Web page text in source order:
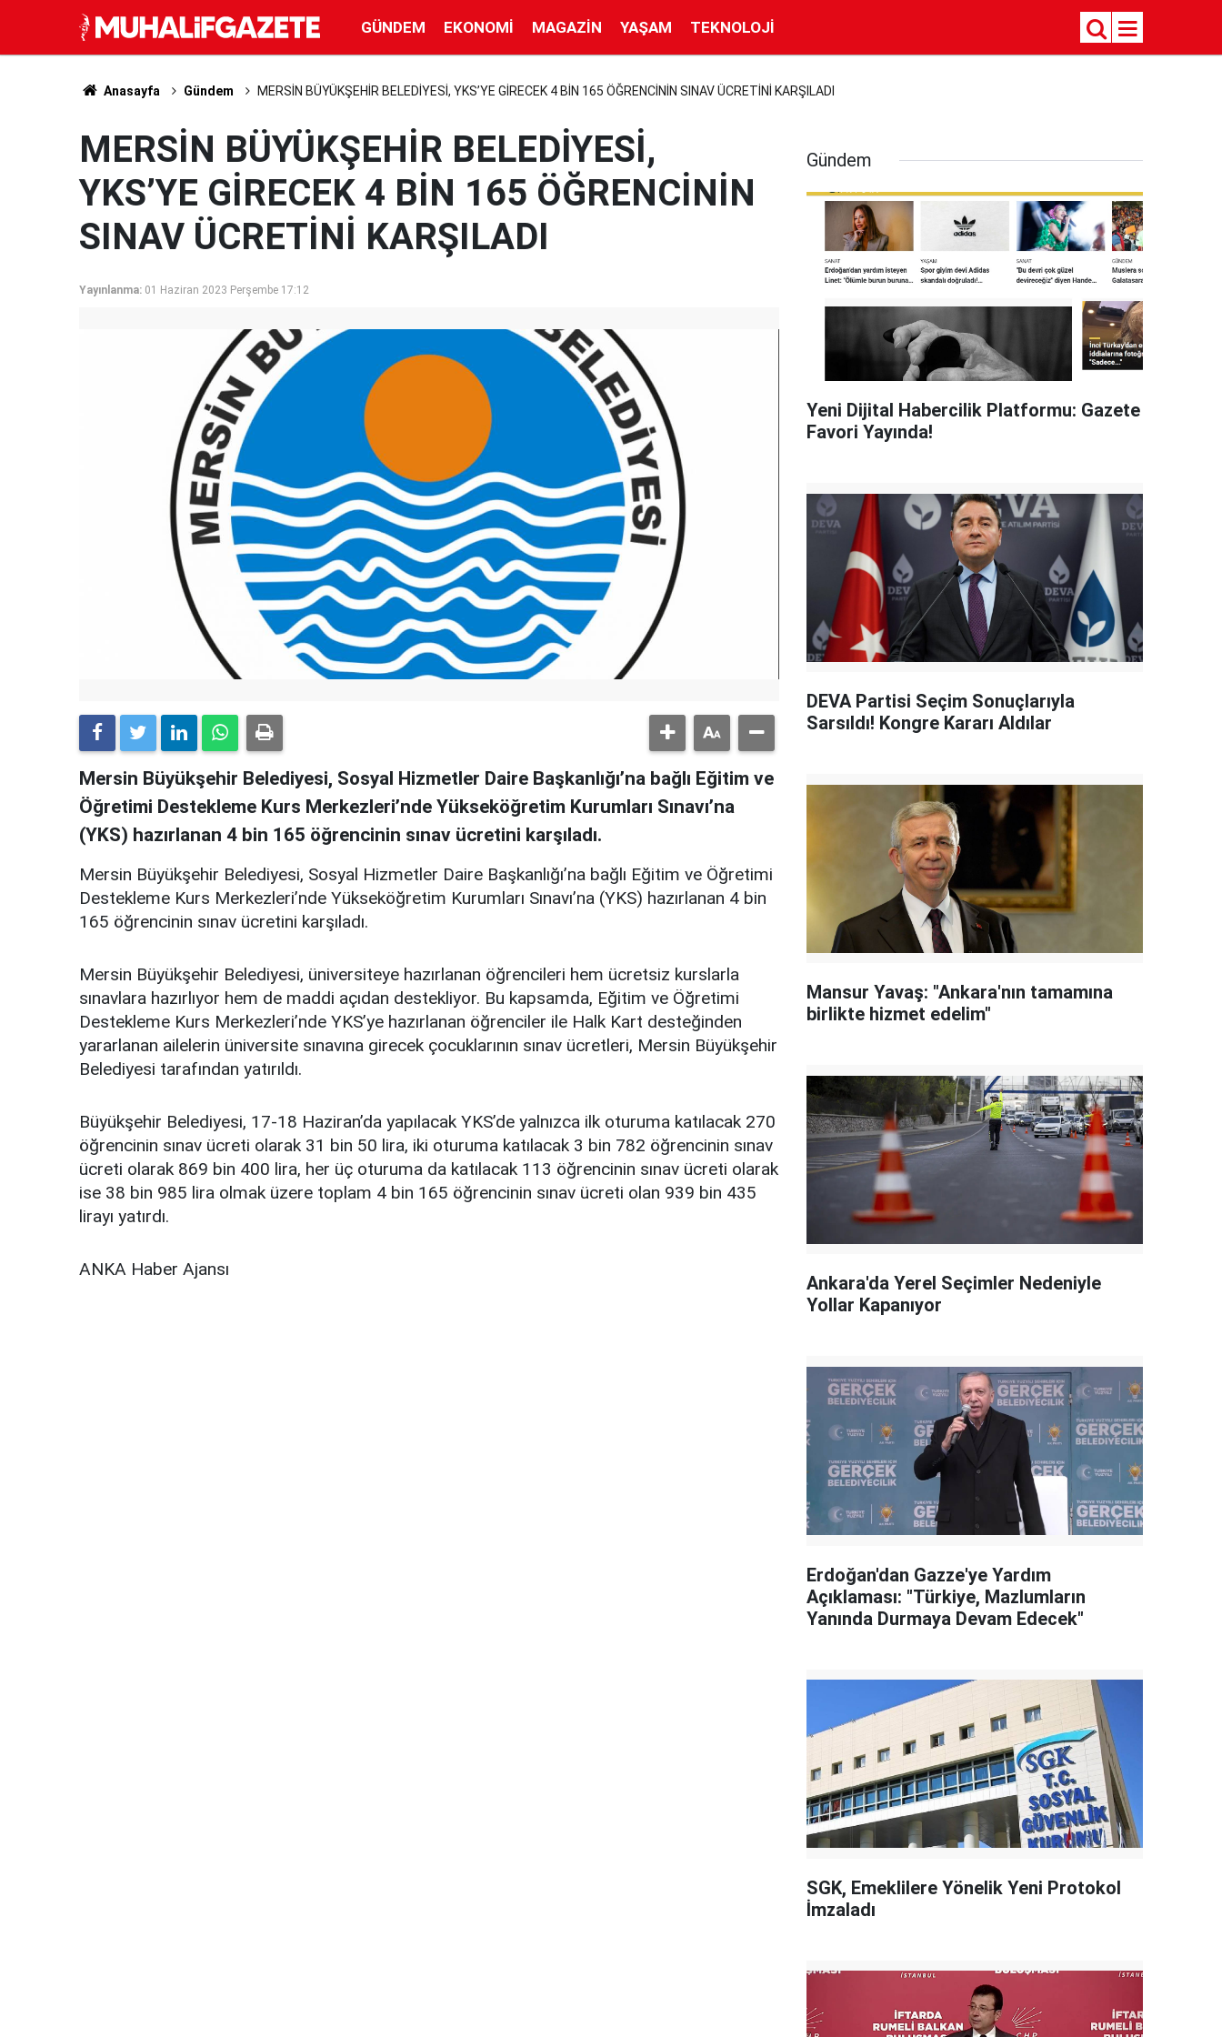
GÜNDEM EKONOMI MAGAZIN YAŞAM TEKNOLOJI
Anasayfa Gündem MERSİN BÜYÜKŞEHİR BELEDİYESİ, YKS’YE GİRECEK 4 BİN 165 ÖĞRENCİNİN SINAV ÜCRETİNİ KARŞILADI
MERSİN BÜYÜKŞEHİR BELEDİYESİ,
YKS’YE GİRECEK 4 BİN 165 ÖĞRENCİNİN
SINAV ÜCRETİNİ KARŞILADI
Yayınlanma: 01 Haziran 2023 Perşembe 17:12
Mersin Büyükşehir Belediyesi, Sosyal Hizmetler Daire Başkanlığı’na bağlı Eğitim ve
Öğretimi Destekleme Kurs Merkezleri’nde Yükseköğretim Kurumları Sınavı’na
(YKS) hazırlanan 4 bin 165 öğrencinin sınav ücretini karşıladı.
Mersin Büyükşehir Belediyesi, Sosyal Hizmetler Daire Başkanlığı’na bağlı Eğitim ve Öğretimi
Destekleme Kurs Merkezleri’nde Yükseköğretim Kurumları Sınavı’na (YKS) hazırlanan 4 bin
165 öğrencinin sınav ücretini karşıladı.
Mersin Büyükşehir Belediyesi, üniversiteye hazırlanan öğrencileri hem ücretsiz kurslarla
sınavlara hazırlıyor hem de maddi açıdan destekliyor. Bu kapsamda, Eğitim ve Öğretimi
Destekleme Kurs Merkezleri’nde YKS’ye hazırlanan öğrenciler ile Halk Kart desteğinden
yararlanan ailelerin üniversite sınavına girecek çocuklarının sınav ücretleri, Mersin Büyükşehir
Belediyesi tarafından yatırıldı.
Büyükşehir Belediyesi, 17-18 Haziran’da yapılacak YKS’de yalnızca ilk oturuma katılacak 270
öğrencinin sınav ücreti olarak 31 bin 50 lira, iki oturuma katılacak 3 bin 782 öğrencinin sınav
ücreti olarak 869 bin 400 lira, her üç oturuma da katılacak 113 öğrencinin sınav ücreti olarak
ise 38 bin 985 lira olmak üzere toplam 4 bin 165 öğrencinin sınav ücreti olan 939 bin 435
lirayı yatırdı.
ANKA Haber Ajansı
Gündem
Yeni Dijital Habercilik Platformu: Gazete
Favori Yayında!
DEVA Partisi Seçim Sonuçlarıyla
Sarsıldı! Kongre Kararı Aldılar
Mansur Yavaş: "Ankara'nın tamamına
birlikte hizmet edelim"
Ankara'da Yerel Seçimler Nedeniyle
Yollar Kapanıyor
Erdoğan'dan Gazze'ye Yardım
Açıklaması: "Türkiye, Mazlumların
Yanında Durmaya Devam Edecek"
SGK, Emeklilere Yönelik Yeni Protokol
İmzaladı